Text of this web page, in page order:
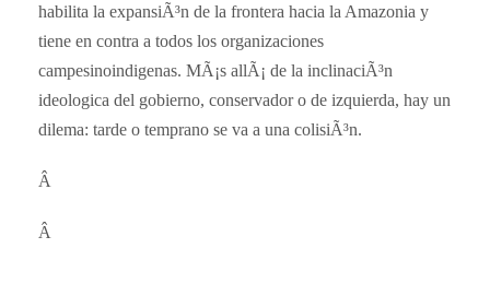
habilita la expansiÃ³n de la frontera hacia la Amazonia y
tiene en contra a todos los organizaciones
campesinoindigenas. MÃ¡s allÃ¡ de la inclinaciÃ³n
ideologica del gobierno, conservador o de izquierda, hay un
dilema: tarde o temprano se va a una colisiÃ³n.
Â
Â